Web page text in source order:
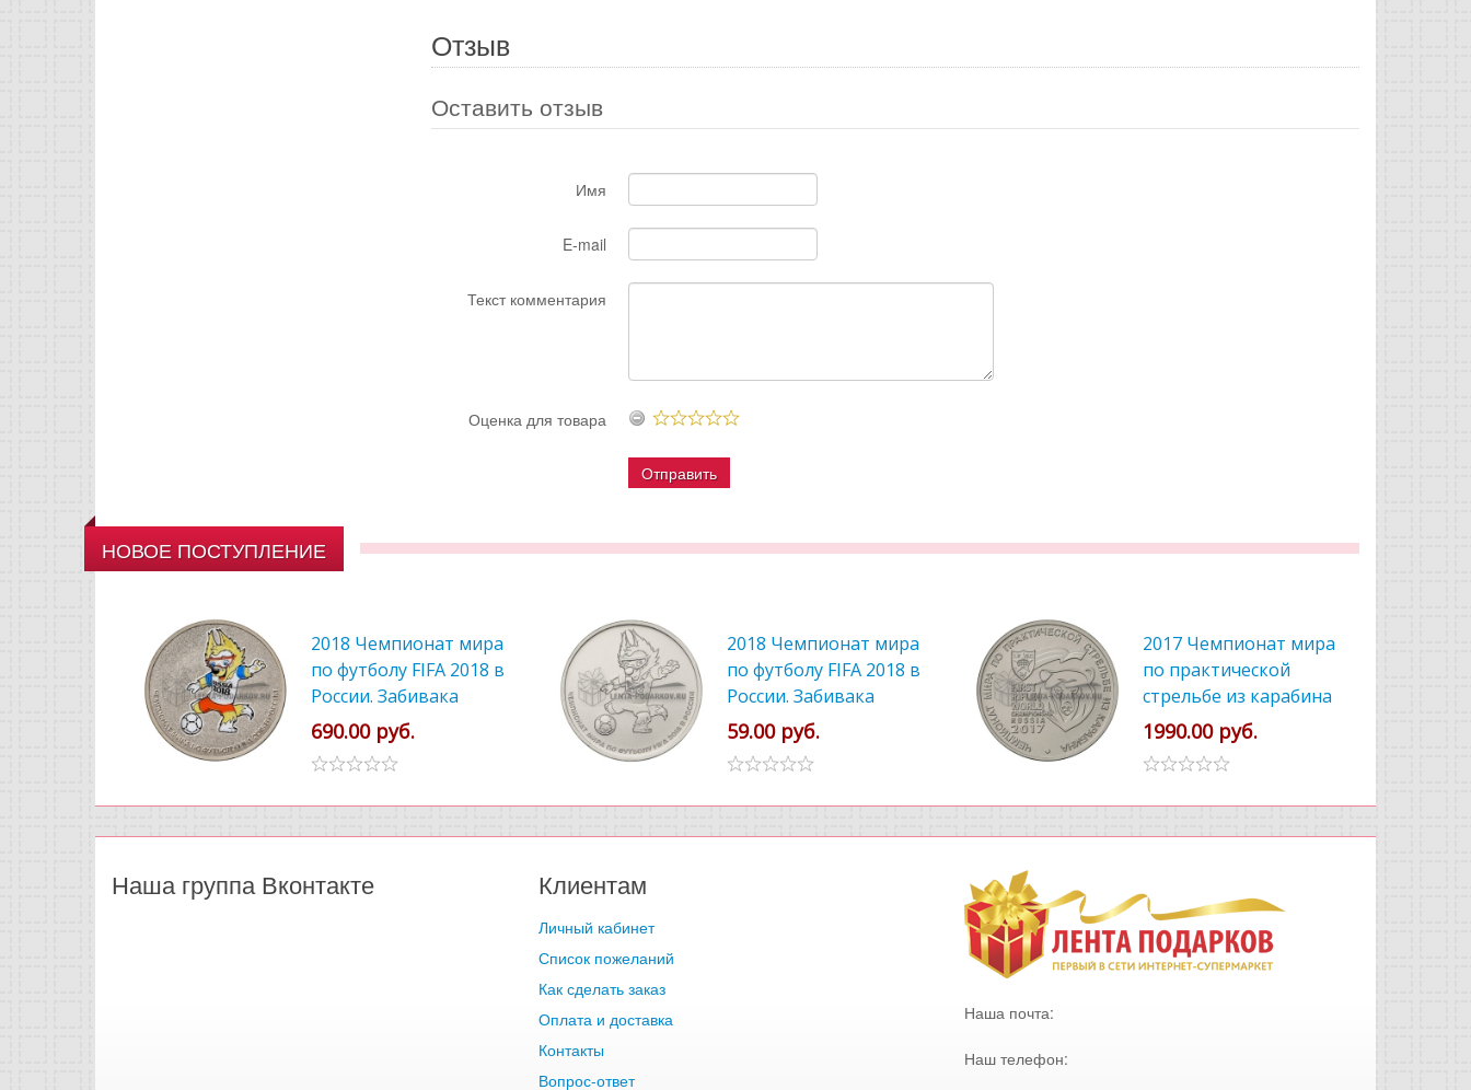
Отзыв
Оставить отзыв
Имя
E-mail
Текст комментария
Оценка для товара
НОВОЕ ПОСТУПЛЕНИЕ
2018 Чемпионат мира
по футболу FIFA 2018 в
России. Забивака
цветной
690.00 руб.
2018 Чемпионат мира
по футболу FIFA 2018 в
России. Забивака
59.00 руб.
2017 Чемпионат мира
по практической
стрельбе из карабина
1990.00 руб.
Наша группа Вконтакте Клиентам
Личный кабинет
Список пожеланий
Как сделать заказ
Оплата и доставка
Контакты
Вопрос-ответ
Наша почта:
Наш телефон: